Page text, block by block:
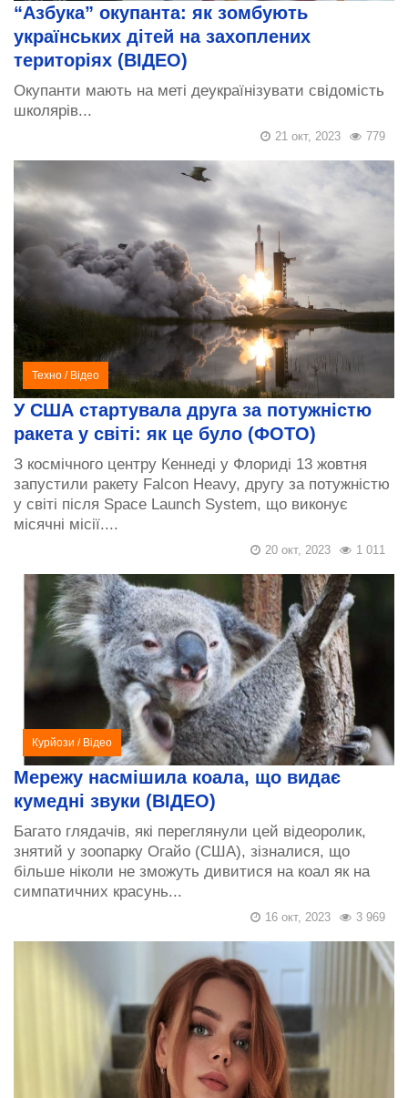
“Азбука” окупанта: як зомбують
українських дітей на захоплених
територіях (ВІДЕО)
Окупанти мають на меті деукраїнізувати свідомість
школярів...
779
21 окт, 2023
Техно / Відео
У США стартувала друга за потужністю
ракета у світі: як це було (ФОТО)
З космічного центру Кеннеді у Флориді 13 жовтня
запустили ракету Falcon Heavy, другу за потужністю
у світі після Space Launch System, що виконує
місячні місії....
1 011
20 окт, 2023
Курйози / Відео
Мережу насмішила коала, що видає
кумедні звуки (ВІДЕО)
Багато глядачів, які переглянули цей відеоролик,
знятий у зоопарку Огайо (США), зізналися, що
більше ніколи не зможуть дивитися на коал як на
симпатичних красунь...
3 969
16 окт, 2023